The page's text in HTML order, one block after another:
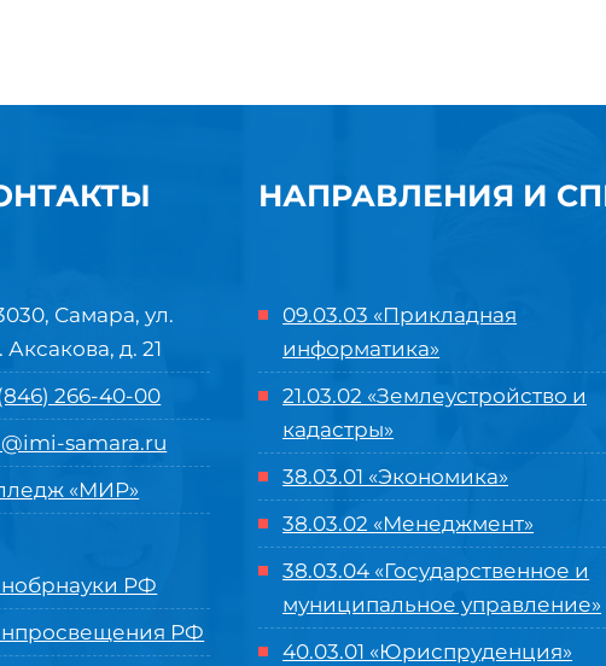
Самара, ул.
Аксакова, д. 21
266-40-00
samara.ru
«МИР»
РФ
РФ
НАПРАВЛЕНИЯ И
09.03.03 «Прикладная
информатика»
21.03.02 «Землеустройство и
кадастры»
38.03.01 «Экономика»
38.03.02 «Менеджмент»
38.03.04 «Государственное и
муниципальное управление»
40.03.01 «Юриспруденция»